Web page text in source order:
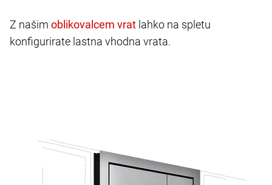
Z našim
lahko na spletu
konfigurirate lastna vhodna vrata.